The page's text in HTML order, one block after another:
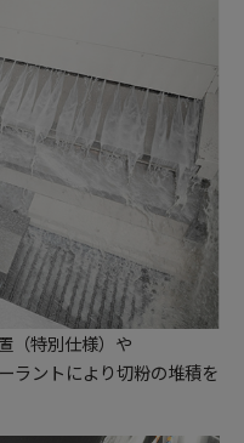
（特別仕様）や
ラントにより切粉の堆積を